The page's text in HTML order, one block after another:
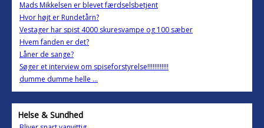
Mads Mikkelsen er blevet færdselsbetjent
Hvor højt er Rundetårn?
Vestager har spist 4000 skuresvampe og 100 sæber
Hvem fanden er det?
Låner de sange?
Søger et interview om spiseforstyrelse!!!!!!!!!!!!
dumme dumme helle ...
Helse & Sundhed